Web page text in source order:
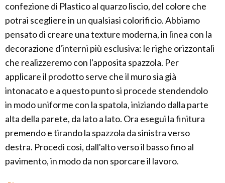
confezione di Plastico al quarzo liscio, del colore che
potrai scegliere in un qualsiasi colorificio. Abbiamo
pensato di creare una texture moderna, in linea con la
decorazione d'interni più esclusiva: le righe orizzontali
che realizzeremo con l'apposita spazzola. Per
applicare il prodotto serve che il muro sia già
intonacato e a questo punto si procede stendendolo
in modo uniforme con la spatola, iniziando dalla parte
alta della parete, da lato a lato. Ora esegui la finitura
premendo e tirando la spazzola da sinistra verso
destra. Procedi così, dall'alto verso il basso fino al
pavimento, in modo da non sporcare il lavoro.